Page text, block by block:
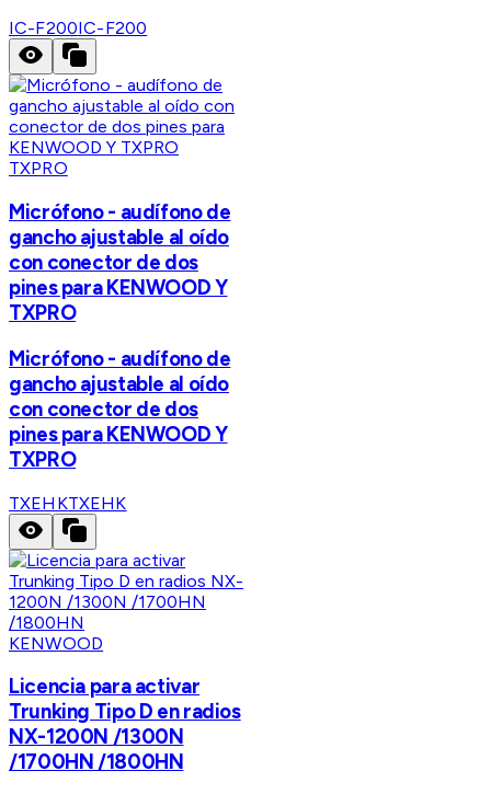
IC-F200IC-F200
TXPRO
Micrófono - audífono de
gancho ajustable al oído
con conector de dos
pines para KENWOOD Y
TXPRO
Micrófono - audífono de
gancho ajustable al oído
con conector de dos
pines para KENWOOD Y
TXPRO
TXEHKTXEHK
KENWOOD
Licencia para activar
Trunking Tipo D en radios
NX-1200N /1300N
/1700HN /1800HN